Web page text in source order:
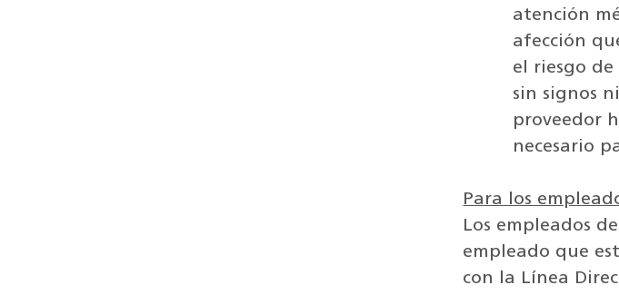
atención
afección
el riesgo
sin signos
proveedor
necesario
Para los
Los empleados
empleado que
con la Línea